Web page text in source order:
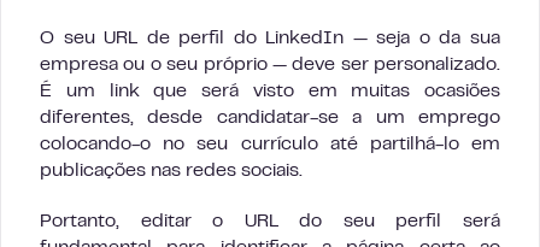
O seu URL de perfil do LinkedIn — seja o da sua
empresa ou o seu próprio — deve ser personalizado.
É um link que será visto em muitas ocasiões
diferentes, desde candidatar-se a um emprego
colocando-o no seu currículo até partilhá-lo em
publicações nas redes sociais.
Portanto, editar o URL do seu perfil será